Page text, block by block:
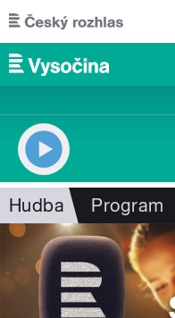
Přejít k hlavnímu obsahu
Hudba Program